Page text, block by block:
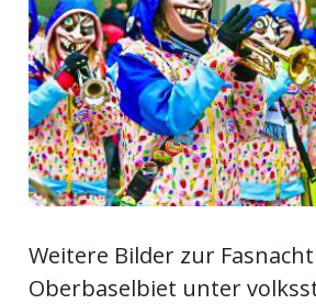
E-
Paper
App
Fussball
Weitere Bilder zur
Oberbaselbiet unter